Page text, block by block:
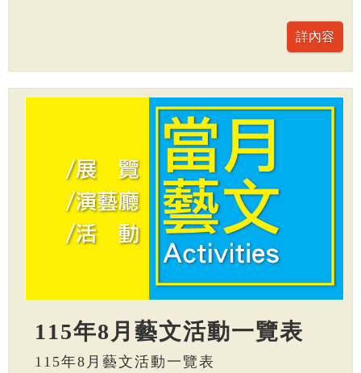
115年8月藝文活動一覽表
115年8月藝文活動一覽表